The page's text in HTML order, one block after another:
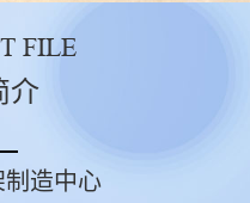
FILE
介
造中心